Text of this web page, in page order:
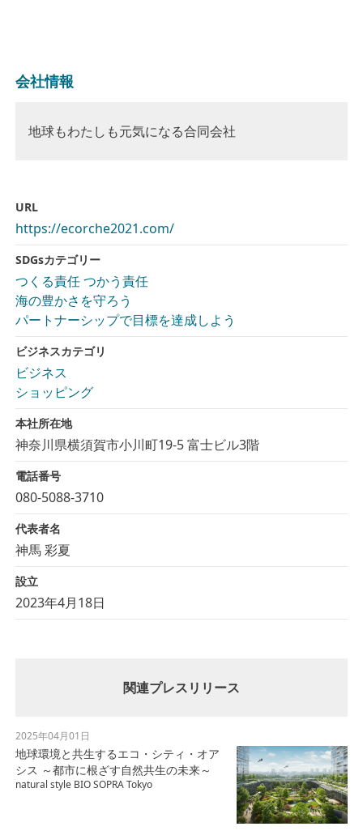
会社情報
地球もわたしも元気になる合同会社
URL
https://ecorche2021.com/
SDGsカテゴリー
つくる責任 つかう責任
海の豊かさを守ろう
パートナーシップで目標を達成しよう
ビジネスカテゴリ
ビジネス
ショッピング
本社所在地
神奈川県横須賀市小川町19-5 富士ビル3階
電話番号
080-5088-3710
代表者名
神馬 彩夏
設立
2023年4月18日
関連プレスリリース
2025年04月01日
地球環境と共生するエコ・シティ・オア
シス ～都市に根ざす自然共生の未来～
natural style BIO SOPRA Tokyo